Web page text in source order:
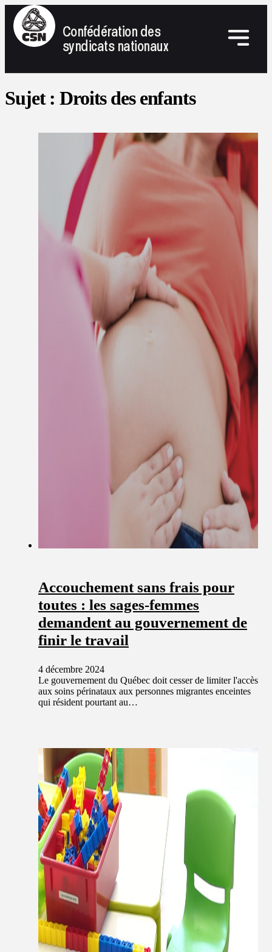
Confédération des
syndicats nationaux
Sujet :Droits des enfants
Accouchement sans frais pour
toutes : les sages-femmes
demandent au gouvernement de
finir le travail
4 décembre 2024
Le gouvernement du Québec doit cesser de limiter l'accès
aux soins périnataux aux personnes migrantes enceintes
qui résident pourtant au…